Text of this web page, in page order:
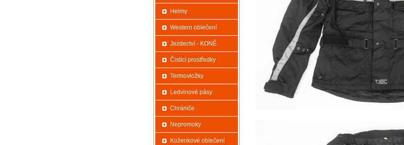
Helmy
Western oblečení
Jezdectví - KONĚ
Čistící prostředky
Termovložky
Ledvinové pásy
Chrániče
Nepromoky
Koženkové oblečení